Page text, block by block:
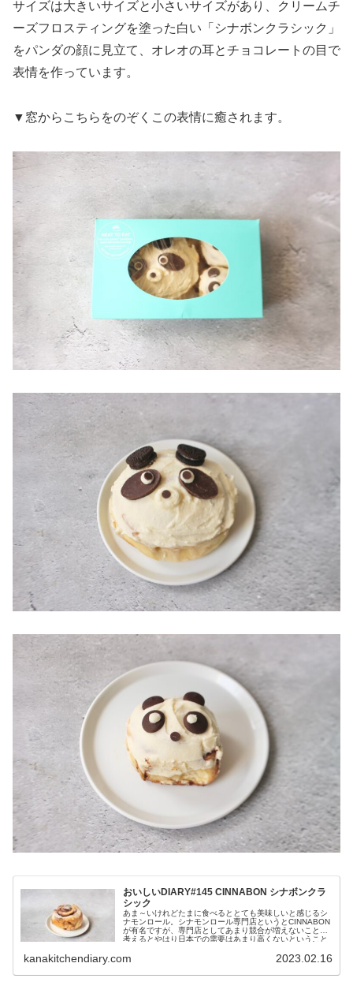
サイズは大きいサイズと小さいサイズがあり、クリームチ
ーズフロスティングを塗った白い「シナボンクラシック」
をパンダの顔に見立て、オレオの耳とチョコレートの目で
表情を作っています。
▼窓からこちらをのぞくこの表情に癒されます。
おいしいDIARY#145 CINNABON シナボンクラ
シック
あま～いけれどたまに食べるととても美味しいと感じるシ
ナモンロール。シナモンロール専門店というとCINNABON
が有名ですが、専門店としてあまり競合が増えないことを
考えるとやはり日本での需要はあまり高くないということ
kanakitchendiary.com 2023.02.16